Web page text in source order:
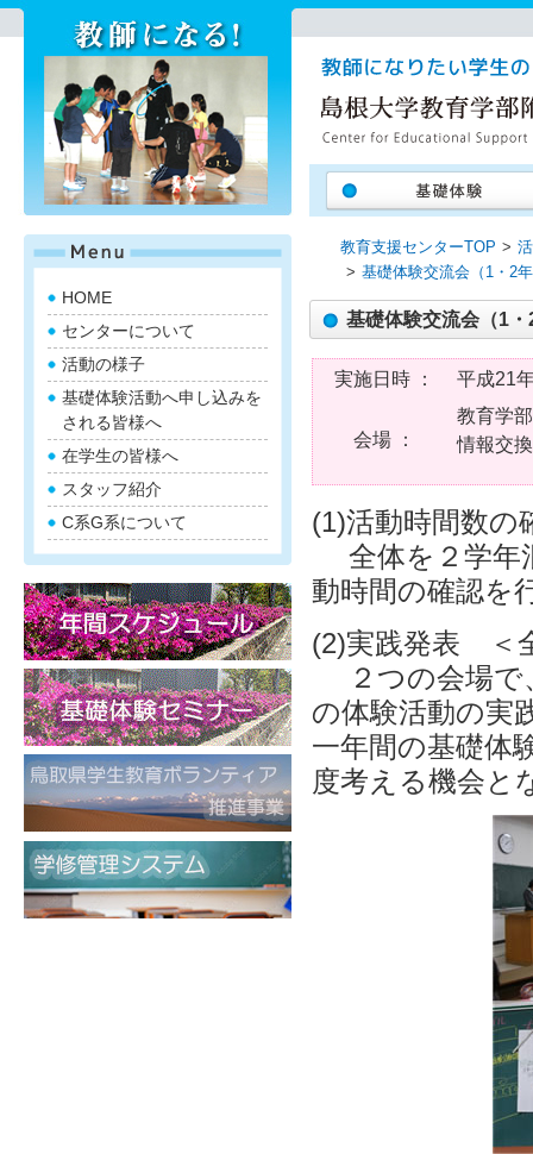
教育支援センターTOP
基礎体験交流会（1・2
基礎体験交流会（1
実施日時 ： 平成21
会場 ：
教育学
情報交
(1)活動時間数
全体を２学年
動時間の確認を
(2)実践発表 ＜
２つの会場で
の体験活動の実
一年間の基礎体
度考える機会と
HOME
センターについて
活動の様子
基礎体験活動へ申し込みを
される皆様へ
在学生の皆様へ
スタッフ紹介
C系G系について